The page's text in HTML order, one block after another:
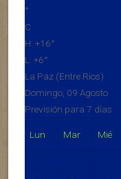
°
C
H: +16°
L: +6°
La Paz (Entre Rios)
Domingo, 09 Agosto
Previsión para 7 días
Lun Mar Mié